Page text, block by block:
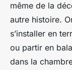
même de la
autre histoire.
s’installer en
ou partir en
dans la